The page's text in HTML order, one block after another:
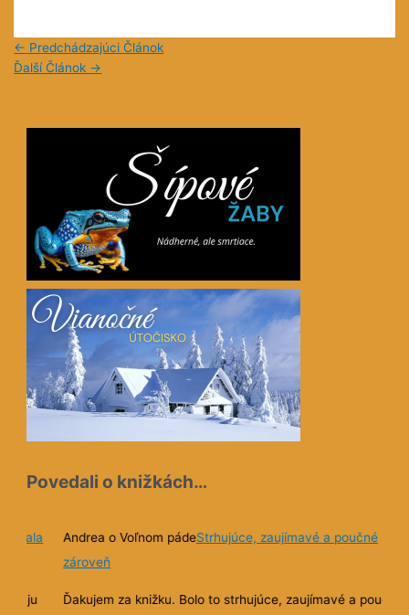
← Predchádzajúci Článok
Ďalší Článok →
Povedali o knižkách…
ju
Andrea o Voľnom pádeStrhujúce, zaujímavé a poučné
zároveň
Ďakujem za knižku. Bolo to strhujúce, zaujímavé a poučné